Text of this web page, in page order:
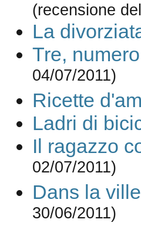
(recensione
La
Tre,
04/07/2011)
Ricette
Ladri di
Il ragazzo
02/07/2011)
Dans la
30/06/2011)